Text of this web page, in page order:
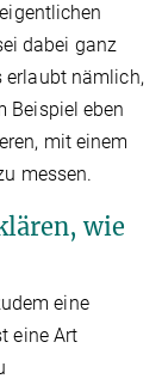
dabei ganz
erlaubt nämlich,
Beispiel eben
mit einem
messen.
wie
eine
eine Art